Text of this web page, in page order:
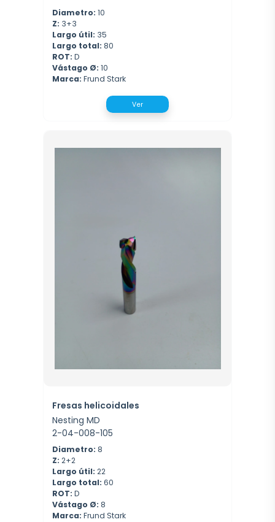
Diametro: 10
Z: 3+3
Largo útil: 35
Largo total: 80
ROT: D
Vástago Ø: 10
Marca: Frund Stark
Ver
Fresas helicoidales
Nesting MD
2-04-008-105
Diametro: 8
Z: 2+2
Largo útil: 22
Largo total: 60
ROT: D
Vástago Ø: 8
Marca: Frund Stark